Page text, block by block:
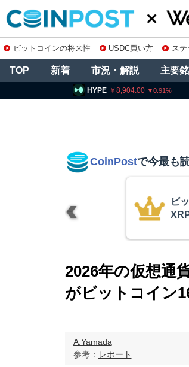
ビットコインの将来性 USDC買い方 ス
TOP 新着 市況・解説 主要
BTC 10,198,084
CoinPostで今最も
2026年の仮想通
がビットコイン
A.Yamada
参考： レポート